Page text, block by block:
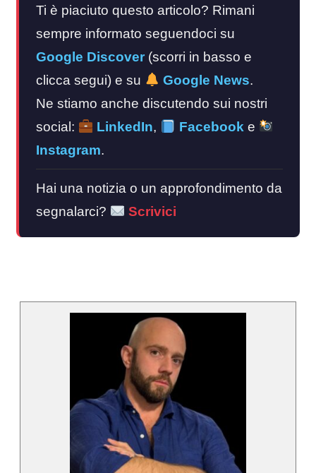
Ti è piaciuto questo articolo? Rimani
sempre informato seguendoci su
Google Discover (scorri in basso e
clicca segui) e su
Google News.
Ne stiamo anche discutendo sui nostri
social:
LinkedIn, Facebook e
Instagram.
Hai una notizia o un approfondimento da
segnalarci?
Scrivici